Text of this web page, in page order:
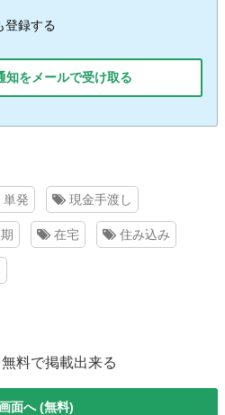
登録する
をメールで受け取る
単発 現金手渡し
在宅 住み込み
料で掲載出来る
面へ (無料)